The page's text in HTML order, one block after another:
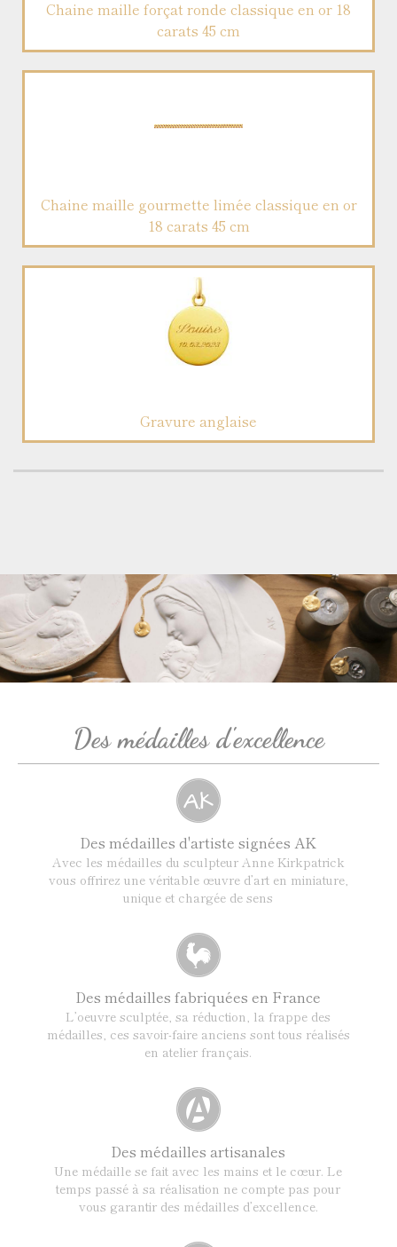
Chaine maille forçat ronde classique en or 18
carats 45 cm
Chaine maille gourmette limée classique en or
18 carats 45 cm
Gravure anglaise
Des médailles d'excellence
Des médailles d'artiste signées AK
Avec les médailles du sculpteur Anne Kirkpatrick
vous offrirez une véritable œuvre d’art en miniature,
unique et chargée de sens
Des médailles fabriquées en France
L’oeuvre sculptée, sa réduction, la frappe des
médailles, ces savoir-faire anciens sont tous réalisés
en atelier français.
Des médailles artisanales
Une médaille se fait avec les mains et le cœur. Le
temps passé à sa réalisation ne compte pas pour
vous garantir des médailles d’excellence.